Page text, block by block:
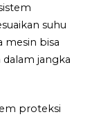
suhu
mesin bisa
jangka
proteksi